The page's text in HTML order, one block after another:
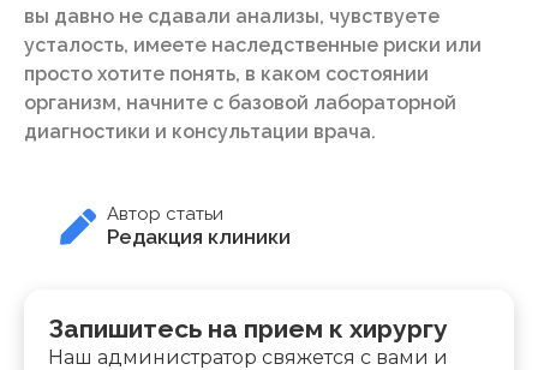
вы давно не сдавали анализы, чувствуете
усталость, имеете наследственные риски или
просто хотите понять, в каком состоянии
организм, начните с базовой лабораторной
диагностики и консультации врача.
Автор статьи
Редакция клиники
Запишитесь на прием к хирургу
Наш администратор свяжется с вами и